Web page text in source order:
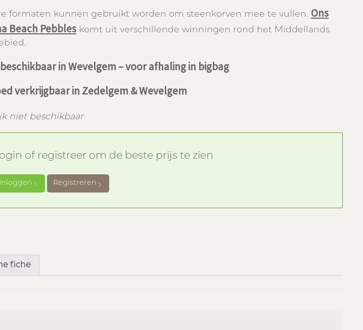
formaten kunnen gebruikt worden om steenkorven mee te vullen. Ons
Beach Pebbleskomt uit verschillende winningen rond het Middellands
in Wevelgem – voor afhaling in bigbag
verkrijgbaar in Zedelgem & Wevelgem
niet beschikbaar
of registreer om de beste prijs te zien
Inloggen Registreren
fiche